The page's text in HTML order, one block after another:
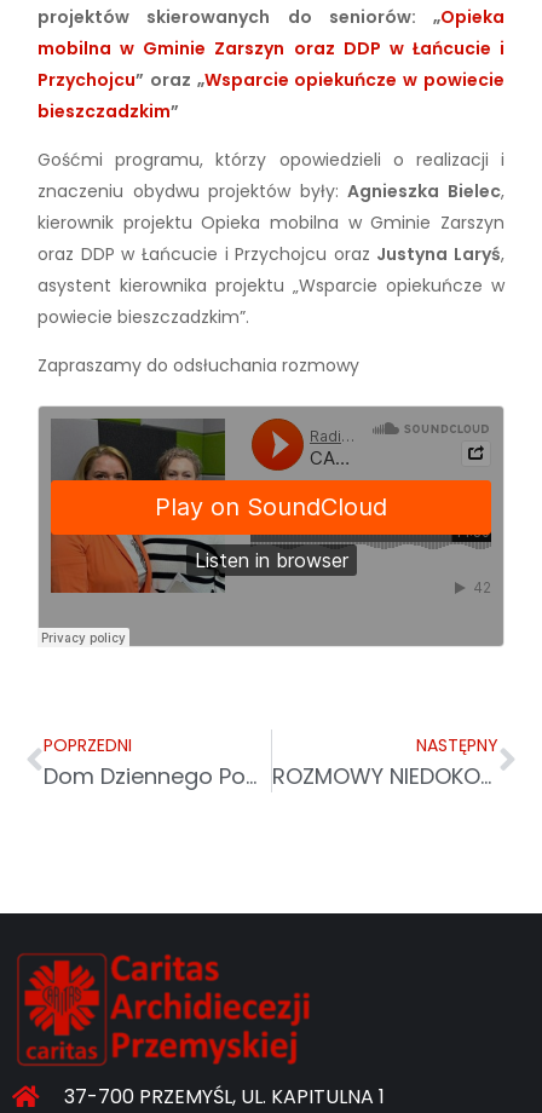
projektów skierowanych do seniorów: „Opieka
mobilna w Gminie Zarszyn oraz DDP w Łańcucie i
Przychojcu” oraz „Wsparcie opiekuńcze w powiecie
bieszczadzkim”
Gośćmi programu, którzy opowiedzieli o realizacji i
znaczeniu obydwu projektów były:Agnieszka Bielec,
kierownik projektu Opieka mobilna w Gminie Zarszyn
oraz DDP w Łańcucie i Przychojcu oraz Justyna Laryś,
asystent kierownika projektu „Wsparcie opiekuńcze w
powiecie bieszczadzkim”.
Zapraszamy do odsłuchania rozmowy
POPRZEDNI
Dom Dziennego Pobytu w Przemyślu
NASTĘPNY
ROZMOWY NIEDOKOŃCZONE: MĘCZEŃSKA RODZINA ULMÓW – SAMARYTANIE Z MARKOWEJ
37-700 PRZEMYŚL, UL. KAPITULNA 1